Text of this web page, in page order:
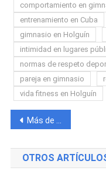
comportamiento en
entrenamiento en Cuba
gimnasio en Holguín
intimidad en lugares
normas de respeto
pareja en gimnasio
vida fitness en Holguín
Navegación
de
entradas
Más de 10 bandidos a caballo desatan violencia y terror en Holguín
OTROS